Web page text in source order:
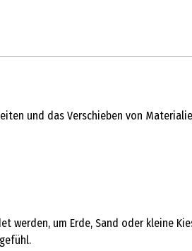
und das Verschieben von
werden, um Erde, Sand oder kleine